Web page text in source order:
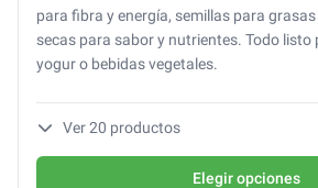
para fibra y energía, semillas para
secas para sabor y nutrientes. Todo listo
yogur o bebidas vegetales.
Ver20 productos
Elegir opciones